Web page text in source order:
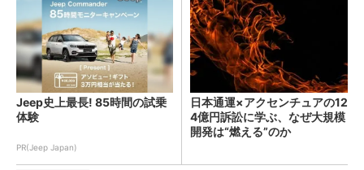
Jeep史上最長! 85時間の試乗
体験
PR(Jeep Japan)
日本通運×アクセンチュアの12
4億円訴訟に学ぶ、なぜ大規模
開発は“燃える”のか